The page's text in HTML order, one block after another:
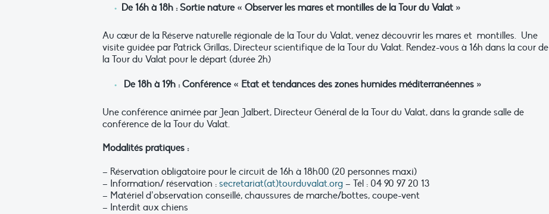
De 16h à 18h : Sortie nature « Observer les mares et montilles de la Tour du Valat »
Au cœur de la Réserve naturelle régionale de la Tour du Valat, venez découvrir les mares et montilles. Une
visite guidée par Patrick Grillas, Directeur scientifique de la Tour du Valat. Rendez-vous à 16h dans la cour de
la Tour du Valat pour le départ (durée 2h)
De 18h à 19h : Conférence « Etat et tendances des zones humides méditerranéennes »
Une conférence animée par Jean Jalbert, Directeur Général de la Tour du Valat, dans la grande salle de
conférence de la Tour du Valat.
Modalités pratiques :
– Réservation obligatoire pour le circuit de 16h à 18h00 (20 personnes maxi)
– Information/ réservation : secretariat(at)tourduvalat.org – Tél : 04 90 97 20 13
– Matériel d’observation conseillé, chaussures de marche/bottes, coupe-vent
– Interdit aux chiens